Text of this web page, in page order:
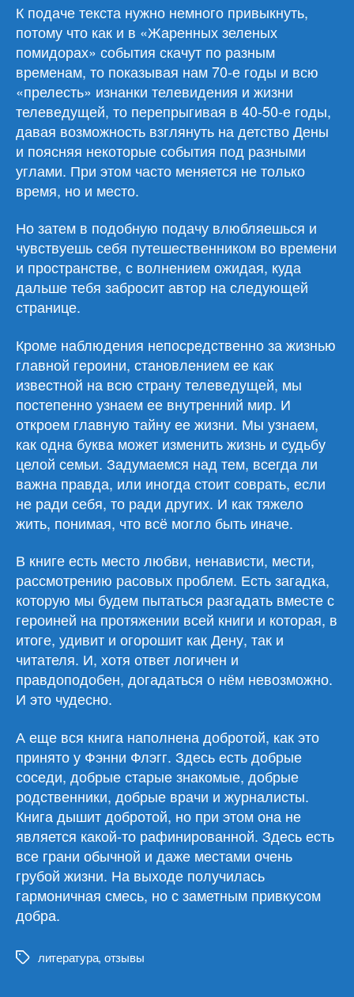
К подаче текста нужно немного привыкнуть,
потому что как и в «Жаренных зеленых
помидорах» события скачут по разным
временам, то показывая нам 70-е годы и всю
«прелесть» изнанки телевидения и жизни
телеведущей, то перепрыгивая в 40-50-е годы,
давая возможность взглянуть на детство Дены
и поясняя некоторые события под разными
углами. При этом часто меняется не только
время, но и место.
Но затем в подобную подачу влюбляешься и
чувствуешь себя путешественником во времени
и пространстве, с волнением ожидая, куда
дальше тебя забросит автор на следующей
странице.
Кроме наблюдения непосредственно за жизнью
главной героини, становлением ее как
известной на всю страну телеведущей, мы
постепенно узнаем ее внутренний мир. И
откроем главную тайну ее жизни. Мы узнаем,
как одна буква может изменить жизнь и судьбу
целой семьи. Задумаемся над тем, всегда ли
важна правда, или иногда стоит соврать, если
не ради себя, то ради других. И как тяжело
жить, понимая, что всё могло быть иначе.
В книге есть место любви, ненависти, мести,
рассмотрению расовых проблем. Есть загадка,
которую мы будем пытаться разгадать вместе с
героиней на протяжении всей книги и которая, в
итоге, удивит и огорошит как Дену, так и
читателя. И, хотя ответ логичен и
правдоподобен, догадаться о нём невозможно.
И это чудесно.
А еще вся книга наполнена добротой, как это
принято у Фэнни Флэгг. Здесь есть добрые
соседи, добрые старые знакомые, добрые
родственники, добрые врачи и журналисты.
Книга дышит добротой, но при этом она не
является какой-то рафинированной. Здесь есть
все грани обычной и даже местами очень
грубой жизни. На выходе получилась
гармоничная смесь, но с заметным привкусом
добра.
Меткилитература, отзывы